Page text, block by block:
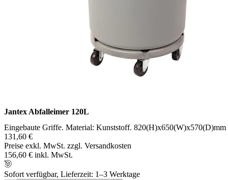
Jantex Abfalleimer 120L
Eingebaute Griffe. Material: Kunststoff. 820(H)x650(W)x570(D)mm
131,60 €
Preise exkl. MwSt. zzgl. Versandkosten
156,60 € inkl. MwSt.
Sofort verfügbar, Lieferzeit: 1–3 Werktage